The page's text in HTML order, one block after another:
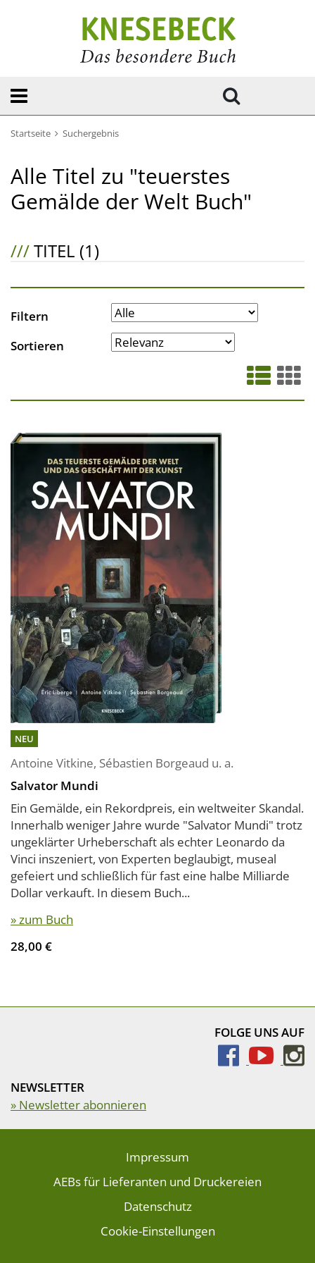
Startseite Suchergebnis
Alle Titel zu "teuerstes
Gemälde der Welt Buch"
///TITEL (1)
Filtern
Sortieren
NEU
Antoine Vitkine, Sébastien Borgeaud u. a.
Salvator Mundi
Ein Gemälde, ein Rekordpreis, ein weltweiter Skandal.
Innerhalb weniger Jahre wurde "Salvator Mundi" trotz
ungeklärter Urheberschaft als echter Leonardo da
Vinci inszeniert, von Experten beglaubigt, museal
gefeiert und schließlich für fast eine halbe Milliarde
Dollar verkauft. In diesem Buch...
» zum Buch
28,00 €
FOLGE UNS AUF
NEWSLETTER
» Newsletter abonnieren
Impressum
AEBs für Lieferanten und Druckereien
Datenschutz
Cookie-Einstellungen